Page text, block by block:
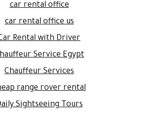
car rental office
car rental office us
Rental with Driver
Service Egypt
Chauffeur Services
range rover rental
Sightseeing Tours